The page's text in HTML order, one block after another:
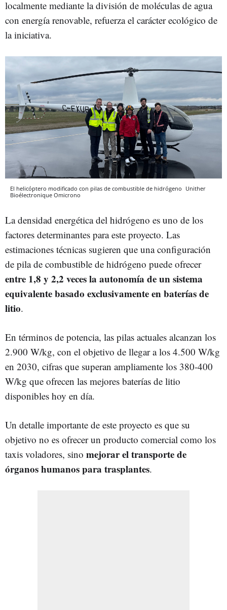
localmente mediante la división de moléculas de agua
con energía renovable, refuerza el carácter ecológico de
la iniciativa.
El helicóptero modificado con pilas de combustible de hidrógeno Unither
Bioélectronique Omicrono
La densidad energética del hidrógeno es uno de los
factores determinantes para este proyecto. Las
estimaciones técnicas sugieren que una configuración
de pila de combustible de hidrógeno puede ofrecer
entre 1,8 y 2,2 veces la autonomía de un sistema
equivalente basado exclusivamente en baterías de
litio.
En términos de potencia, las pilas actuales alcanzan los
2.900 W/kg, con el objetivo de llegar a los 4.500 W/kg
en 2030, cifras que superan ampliamente los 380-400
W/kg que ofrecen las mejores baterías de litio
disponibles hoy en día.
Un detalle importante de este proyecto es que su
objetivo no es ofrecer un producto comercial como los
taxis voladores, sino mejorar el transporte de
órganos humanos para trasplantes.